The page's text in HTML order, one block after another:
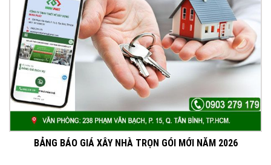
BẢNG BÁO GIÁ XÂY NHÀ TRỌN GÓI MỚI NĂM 2026